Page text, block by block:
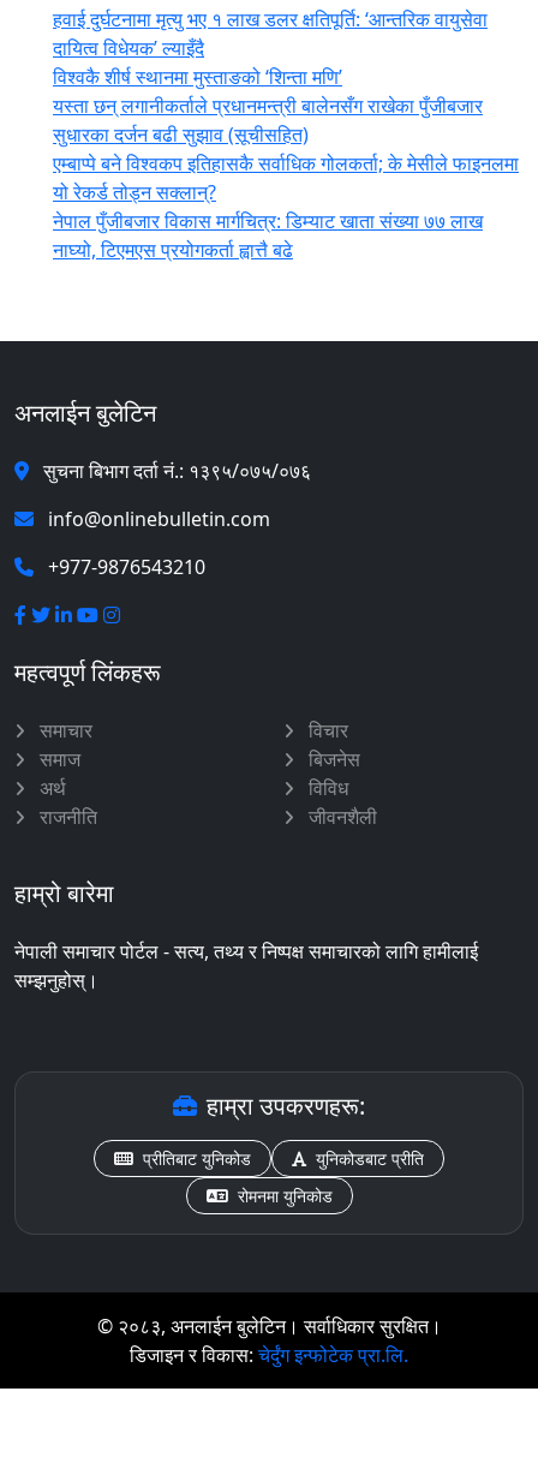
हवाई दुर्घटनामा मृत्यु भए १ लाख डलर क्षतिपूर्ति: ‘आन्तरिक वायुसेवा
दायित्व विधेयक’ ल्याइँदै
विश्वकै शीर्ष स्थानमा मुस्ताङको ‘शिन्ता मणि’
यस्ता छन् लगानीकर्ताले प्रधानमन्त्री ‍बालेनसँग राखेका पुँजीबजार
सुधारका दर्जन बढी सुझाव (सूचीसहित)
एम्बाप्पे बने विश्वकप इतिहासकै सर्वाधिक गोलकर्ता; के मेसीले फाइनलमा
यो रेकर्ड तोड्न सक्लान्?
नेपाल पुँजीबजार विकास मार्गचित्र: डिम्याट खाता संख्या ७७ लाख
नाघ्यो, टिएमएस प्रयोगकर्ता ह्वात्तै बढे
अनलाईन बुलेटिन
सुचना बिभाग दर्ता नं.: १३९५/०७५/०७६
info@onlinebulletin.com
+977-9876543210
महत्वपूर्ण लिंकहरू
समाचार
समाज
अर्थ
राजनीति
विचार
बिजनेस
विविध
जीवनशैली
हाम्रो बारेमा
नेपाली समाचार पोर्टल - सत्य, तथ्य र निष्पक्ष समाचारको लागि हामीलाई
सम्झनुहोस्।
हाम्रा उपकरणहरू:
प्रीतिबाट युनिकोड
युनिकोडबाट प्रीति
रोमनमा युनिकोड
© २०८३, अनलाईन बुलेटिन। सर्वाधिकार सुरक्षित।
डिजाइन र विकास:चेर्दुंग इन्फोटेक प्रा.लि.